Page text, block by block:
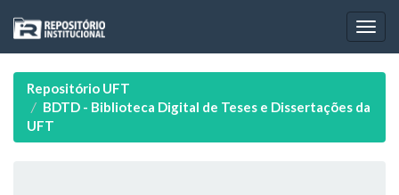
navigation
Repositório UFT
BDTD - Biblioteca Digital de Teses e Dissertações da
UFT